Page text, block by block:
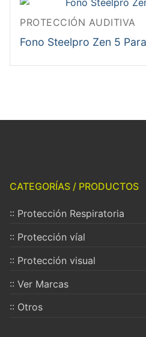
PROTECCIÓN AUDITIVA
Fono Steelpro Zen 5
CATEGORÍAS / PRODUCTOS
:: Protección Respiratoria
:: Protección víal
:: Protección visual
:: Ver Marcas
:: Otros